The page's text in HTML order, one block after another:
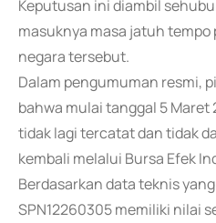
Keputusan ini diambil
masuknya masa jatuh
negara tersebut.
Dalam pengumuman resmi,
bahwa mulai tanggal 5 Maret
tidak lagi tercatat dan tidak
kembali melalui Bursa Efek
Berdasarkan data teknis
SPN12260305 memiliki nilai